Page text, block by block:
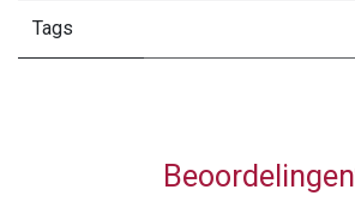
Tags
Beoordelingen